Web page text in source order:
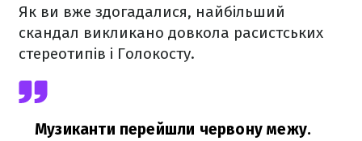
Як ви вже здогадалися, найбільший
скандал викликано довкола расистських
стереотипів і Голокосту.
Музиканти перейшли червону межу.